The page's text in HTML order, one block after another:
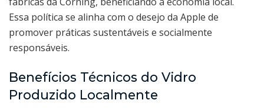
Essa política se alinha com o desejo da Apple de
promover práticas sustentáveis e socialmente
responsáveis.
Benefícios Técnicos do Vidro
Produzido Localmente